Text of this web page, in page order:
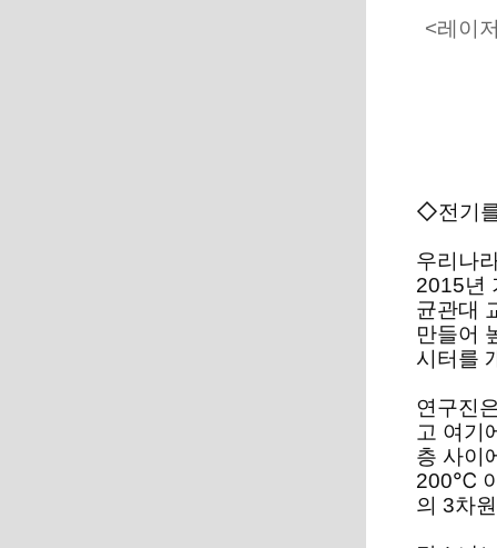
<레이
◇전기
우리나
2015년
균관대
만들어
시터를
연구진
고 여기
층 사이
200℃
의 3차